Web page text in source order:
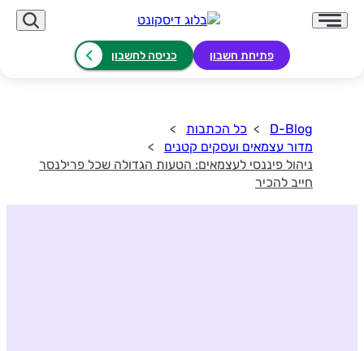
פתיחת חשבון כניסה לחשבון
D-Blog
כל הכתבות
מדור עצמאים ועסקים קטנים
ניהול פיננסי לעצמאים: הטעות הגדולה שכל פרילנסר
חייב להכיר